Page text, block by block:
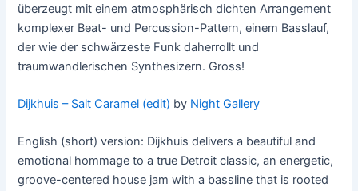
überzeugt mit einem atmosphärisch dichten Arrangement
komplexer Beat- und Percussion-Pattern, einem Basslauf,
der wie der schwärzeste Funk daherrollt und
traumwandlerischen Synthesizern. Gross!
Dijkhuis – Salt Caramel (edit) by Night Gallery
English (short) version: Dijkhuis delivers a beautiful and
emotional hommage to a true Detroit classic, an energetic,
groove-centered house jam with a bassline that is rooted